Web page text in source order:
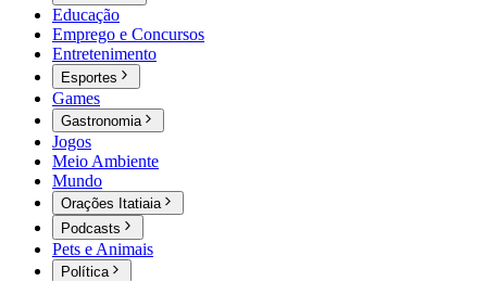
Educação
Emprego e Concursos
Entretenimento
Esportes
Games
Gastronomia
Jogos
Meio Ambiente
Mundo
Orações Itatiaia
Podcasts
Pets e Animais
Política